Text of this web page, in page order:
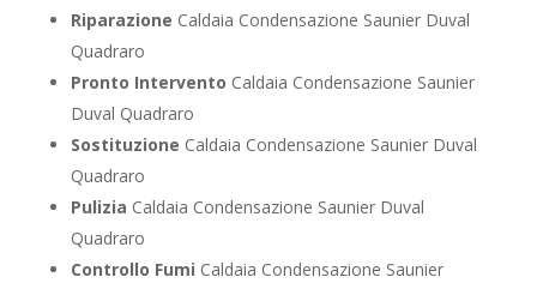
Riparazione Caldaia Condensazione Saunier Duval
Quadraro
Pronto Intervento Caldaia Condensazione Saunier
Duval Quadraro
Sostituzione Caldaia Condensazione Saunier Duval
Quadraro
Pulizia Caldaia Condensazione Saunier Duval
Quadraro
Controllo Fumi Caldaia Condensazione Saunier